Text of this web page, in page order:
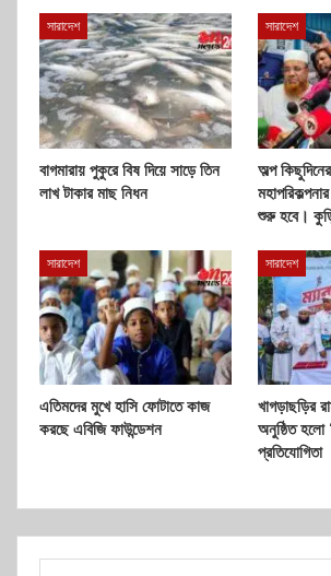
সারাদেশ
বাগমারায় পুকুরে বিষ দিয়ে সাড়ে তিন
লাখ টাকার মাছ নিধন
সারাদেশ
অল্প
শুরু হবে।
সারাদেশ
এতিমদের মুখে হাসি ফোটাতে কাজ
করছে এবিজি ফাউন্ডেশন
সারাদেশ
খাগড়াছড়ির
অনুষ্ঠিত হলো
প্রতিযোগিতা